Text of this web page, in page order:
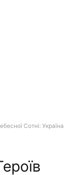
Сотні: Україна